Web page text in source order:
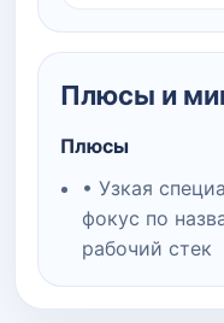
Плюсы и
Плюсы
• Узкая
фокус по
рабочий стек